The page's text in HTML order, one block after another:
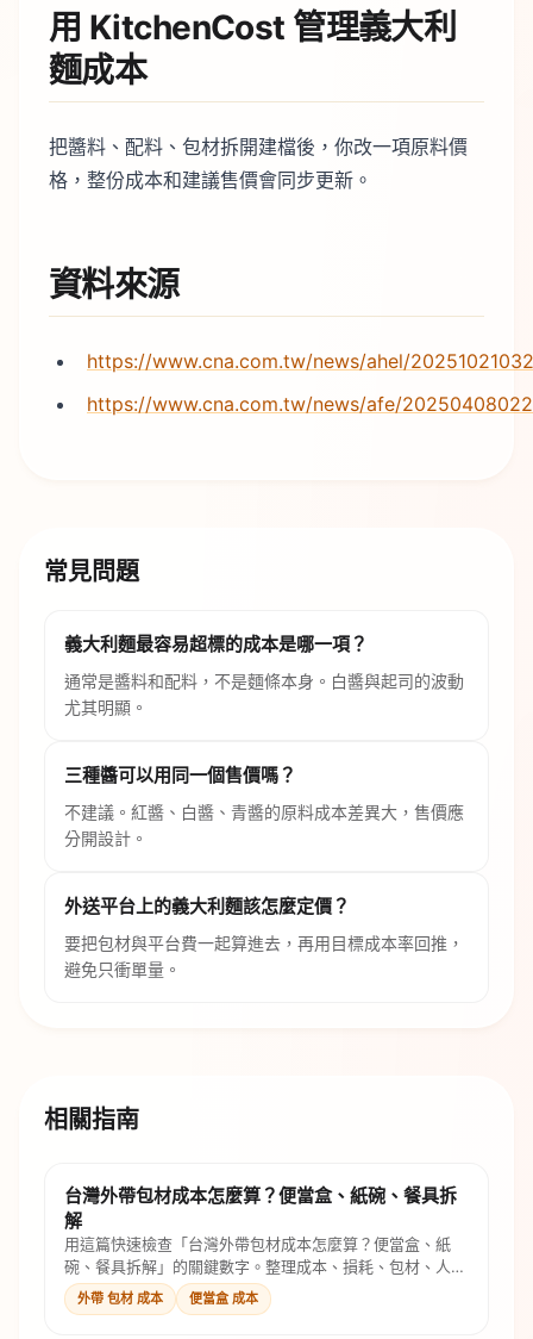
用 KitchenCost 管理義大利
麵成本
把醬料、配料、包材拆開建檔後，你改一項原料價
格，整份成本和建議售價會同步更新。
資料來源
https://www.cna.com.tw/news/ahel/
https://www.cna.com.tw/news/afe/
常見問題
義大利麵最容易超標的成本是哪一項？
通常是醬料和配料，不是麵條本身。白醬與起司的波動
尤其明顯。
三種醬可以用同一個售價嗎？
不建議。紅醬、白醬、青醬的原料成本差異大，售價應
分開設計。
外送平台上的義大利麵該怎麼定價？
要把包材與平台費一起算進去，再用目標成本率回推，
避免只衝單量。
相關指南
台灣外帶包材成本怎麼算？便當盒、紙碗、餐具拆
解
用這篇快速檢查「台灣外帶包材成本怎麼算？便當盒、紙
碗、餐具拆解」的關鍵數字。整理成本、損耗、包材、人力
與售價公式，幫你判斷是否還有毛利。
外帶 包材 成本 便當盒 成本